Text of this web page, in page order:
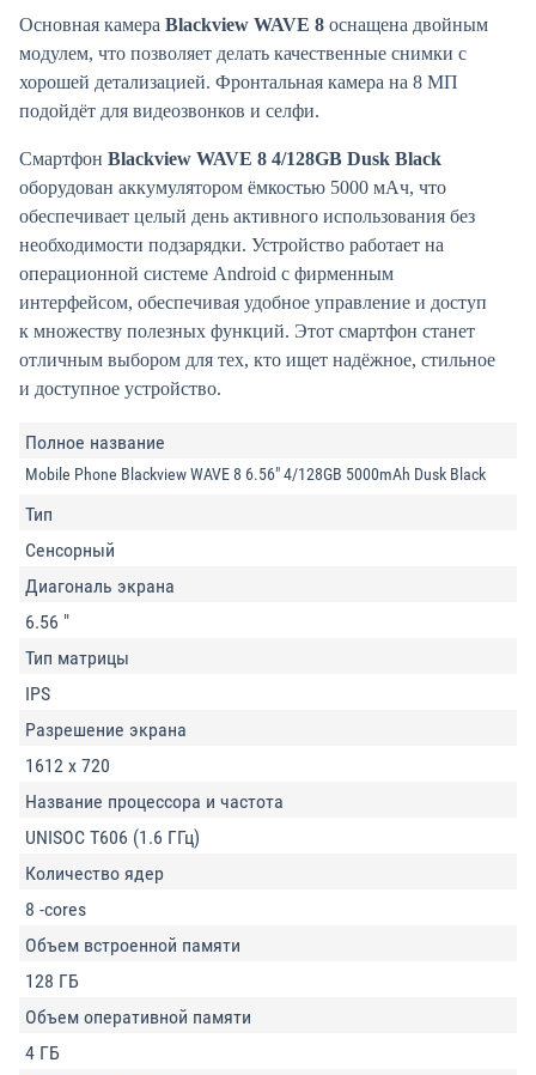
Основная камера Blackview WAVE 8 оснащена двойным
модулем, что позволяет делать качественные снимки с
хорошей детализацией. Фронтальная камера на 8 МП
подойдёт для видеозвонков и селфи.
Смартфон Blackview WAVE 8 4/128GB Dusk Black
оборудован аккумулятором ёмкостью 5000 мАч, что
обеспечивает целый день активного использования без
необходимости подзарядки. Устройство работает на
операционной системе Android с фирменным
интерфейсом, обеспечивая удобное управление и доступ
к множеству полезных функций. Этот смартфон станет
отличным выбором для тех, кто ищет надёжное, стильное
и доступное устройство.
Полное название
Mobile Phone Blackview WAVE 8 6.56" 4/128GB 5000mAh Dusk Black
Тип
Сенсорный
Диагональ экрана
6.56 "
Тип матрицы
IPS
Разрешение экрана
1612 x 720
Название процессора и частота
UNISOC T606 (1.6 ГГц)
Количество ядер
8 -cores
Объем встроенной памяти
128 ГБ
Объем оперативной памяти
4 ГБ